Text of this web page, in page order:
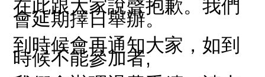
在此跟大家說聲抱歉。我們
會延期擇日舉辦。
到時候會再通知大家，如到
時候不能參加者,